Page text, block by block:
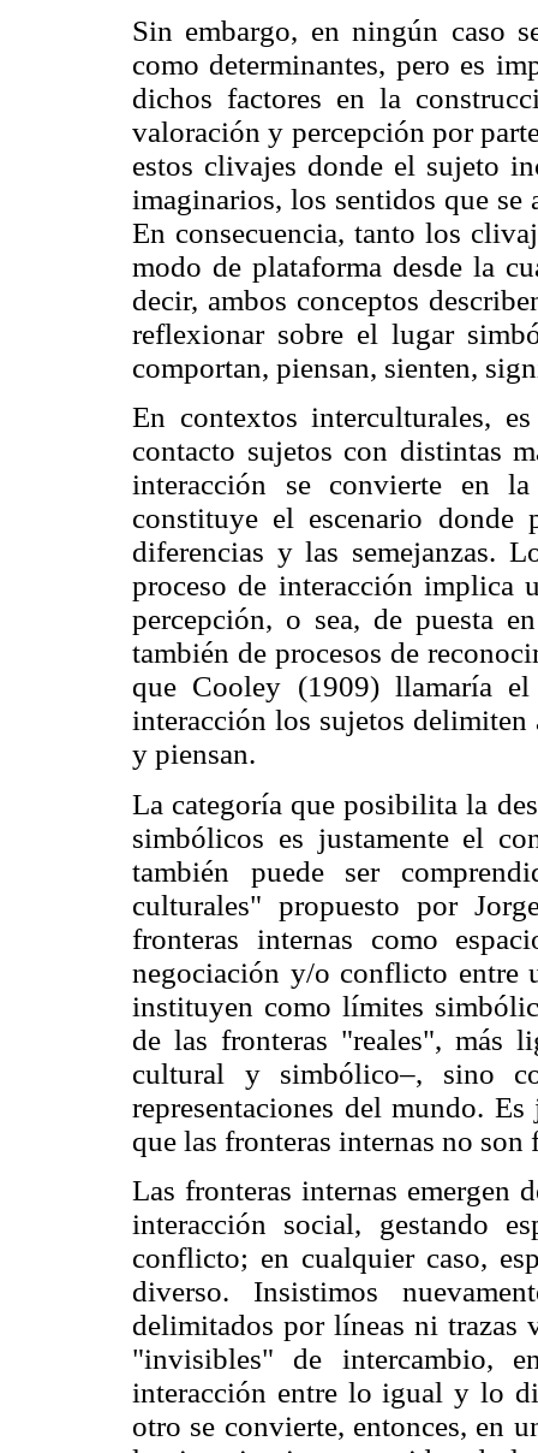
Sin embargo, en ningún caso
como determinantes, pero es
dichos factores en la
valoración y percepción por
estos clivajes donde el sujeto
imaginarios, los sentidos que
En consecuencia, tanto los
modo de plataforma desde la
decir, ambos conceptos
reflexionar sobre el lugar
comportan, piensan, sienten,
En contextos interculturales,
contacto sujetos con distintas
interacción se convierte en
constituye el escenario donde
diferencias y las semejanzas.
proceso de interacción implica
percepción, o sea, de puesta
también de procesos de
que Cooley (1909) llamaría
interacción los sujetos
y piensan.
La categoría que posibilita la
simbólicos es justamente el
también puede ser
culturales" propuesto por
fronteras internas como
negociación y/o conflicto entre
instituyen como límites
de las fronteras "reales", más
cultural y simbólico–, sino
representaciones del mundo.
que las fronteras internas no
Las fronteras internas emergen
interacción social, gestando
conflicto; en cualquier caso,
diverso. Insistimos
delimitados por líneas ni trazas
"invisibles" de intercambio,
interacción entre lo igual y lo
otro se convierte, entonces, en